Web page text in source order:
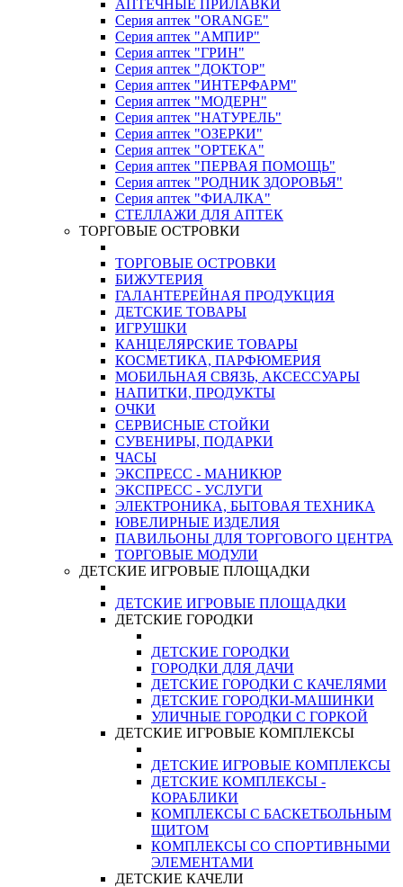
АПТЕЧНЫЕ ПРИЛАВКИ
Серия аптек "ORANGE"
Серия аптек "АМПИР"
Серия аптек "ГРИН"
Серия аптек "ДОКТОР"
Серия аптек "ИНТЕРФАРМ"
Серия аптек "МОДЕРН"
Серия аптек "НАТУРЕЛЬ"
Серия аптек "ОЗЕРКИ"
Серия аптек "ОРТЕКА"
Серия аптек "ПЕРВАЯ ПОМОЩЬ"
Серия аптек "РОДНИК ЗДОРОВЬЯ"
Серия аптек "ФИАЛКА"
СТЕЛЛАЖИ ДЛЯ АПТЕК
ТОРГОВЫЕ ОСТРОВКИ
ТОРГОВЫЕ ОСТРОВКИ
БИЖУТЕРИЯ
ГАЛАНТЕРЕЙНАЯ ПРОДУКЦИЯ
ДЕТСКИЕ ТОВАРЫ
ИГРУШКИ
КАНЦЕЛЯРСКИЕ ТОВАРЫ
КОСМЕТИКА, ПАРФЮМЕРИЯ
МОБИЛЬНАЯ СВЯЗЬ, АКСЕССУАРЫ
НАПИТКИ, ПРОДУКТЫ
ОЧКИ
СЕРВИСНЫЕ СТОЙКИ
СУВЕНИРЫ, ПОДАРКИ
ЧАСЫ
ЭКСПРЕСС - МАНИКЮР
ЭКСПРЕСС - УСЛУГИ
ЭЛЕКТРОНИКА, БЫТОВАЯ ТЕХНИКА
ЮВЕЛИРНЫЕ ИЗДЕЛИЯ
ПАВИЛЬОНЫ ДЛЯ ТОРГОВОГО ЦЕНТРА
ТОРГОВЫЕ МОДУЛИ
ДЕТСКИЕ ИГРОВЫЕ ПЛОЩАДКИ
ДЕТСКИЕ ИГРОВЫЕ ПЛОЩАДКИ
ДЕТСКИЕ ГОРОДКИ
ДЕТСКИЕ ГОРОДКИ
ГОРОДКИ ДЛЯ ДАЧИ
ДЕТСКИЕ ГОРОДКИ С КАЧЕЛЯМИ
ДЕТСКИЕ ГОРОДКИ-МАШИНКИ
УЛИЧНЫЕ ГОРОДКИ С ГОРКОЙ
ДЕТСКИЕ ИГРОВЫЕ КОМПЛЕКСЫ
ДЕТСКИЕ ИГРОВЫЕ КОМПЛЕКСЫ
ДЕТСКИЕ КОМПЛЕКСЫ -
КОРАБЛИКИ
КОМПЛЕКСЫ С БАСКЕТБОЛЬНЫМ
ЩИТОМ
КОМПЛЕКСЫ СО СПОРТИВНЫМИ
ЭЛЕМЕНТАМИ
ДЕТСКИЕ КАЧЕЛИ